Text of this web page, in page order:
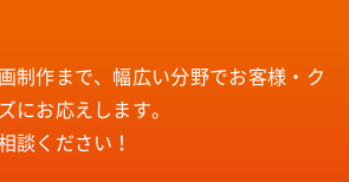
制作まで、幅広い分野でお客様・ク
にお応えします。
談ください！